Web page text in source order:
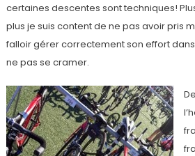
certaines descentes sont techniques!
plus je suis content de ne pas avoir pris
falloir gérer correctement son effort
ne pas se cramer.